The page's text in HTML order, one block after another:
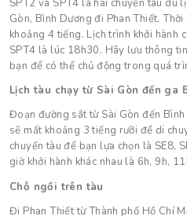
Gòn, Bình Dương đi Phan Thiết.
khoảng 4 tiếng. Lịch trình khởi hành
SPT4 là lúc 18h30. Hãy lưu thông
bạn để có thể chủ động trong quá
Lịch tàu chạy từ Sài Gòn đến ga
Đoạn đường sắt từ Sài Gòn đến
sẽ mất khoảng 3 tiếng rưỡi để di
chuyến tàu để bạn lựa chọn là SE8,
giờ khởi hành khác nhau là 6h, 9h,
Chỗ ngồi trên tàu
Đi Phan Thiết từ Thành phố Hồ Chí